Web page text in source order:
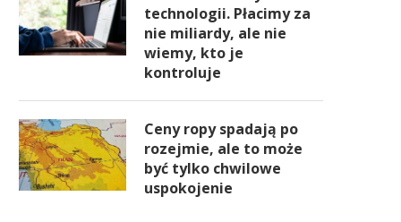
technologii. Płacimy za
nie miliardy, ale nie
wiemy, kto je
kontroluje
Ceny ropy spadają po
rozejmie, ale to może
być tylko chwilowe
uspokojenie